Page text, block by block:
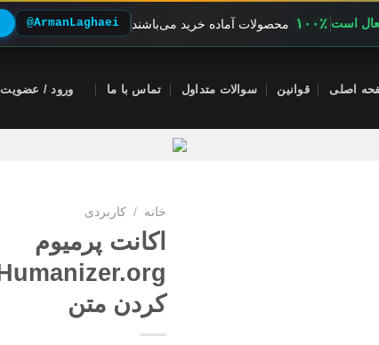
است ۱۰۰٪ محصولات آماده خرید می‌باشند @ArmanLaghaei
اصلی قوانین سوالات متداول تماس با ما ورود / عضویت
خانه / کاربردی
اکانت پرمیوم
کردن متن